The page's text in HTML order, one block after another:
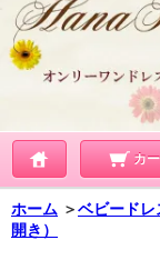
カ
ホーム ＞ベビード
開き）